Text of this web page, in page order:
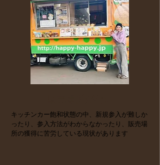
キッチンカー飽和状態の中、新規参入が難しか
ったり、参入方法がわからなかったり、販売場
所の獲得に苦労している現状があります